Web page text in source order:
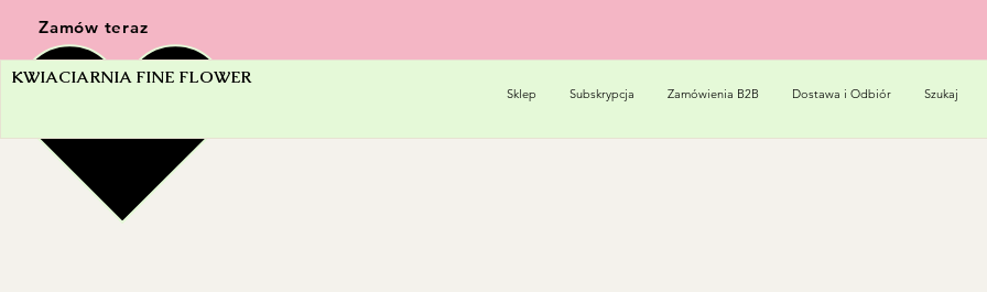
Zamów teraz
KWIACIARNIA FINE FLOWER
Sklep Subskrypcja Zamówienia B2B Dostawa i Odbiór Szukaj